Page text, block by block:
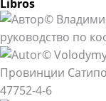
Libros